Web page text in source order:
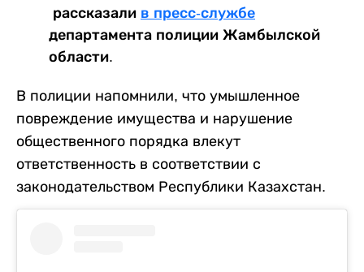
рассказали в пресс-службе
департамента полиции Жамбылской
области.
В полиции напомнили, что умышленное
повреждение имущества и нарушение
общественного порядка влекут
ответственность в соответствии с
законодательством Республики Казахстан.